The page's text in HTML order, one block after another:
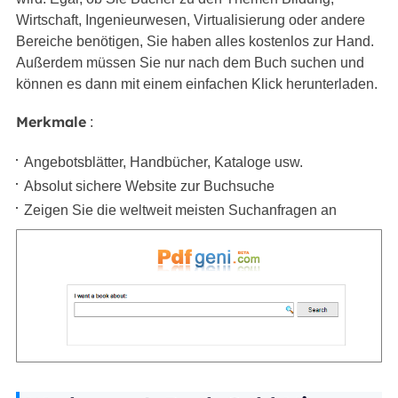
Wirtschaft, Ingenieurwesen, Virtualisierung oder andere
Bereiche benötigen, Sie haben alles kostenlos zur Hand.
Außerdem müssen Sie nur nach dem Buch suchen und
können es dann mit einem einfachen Klick herunterladen.
Merkmale:
Angebotsblätter, Handbücher, Kataloge usw.
Absolut sichere Website zur Buchsuche
Zeigen Sie die weltweit meisten Suchanfragen an